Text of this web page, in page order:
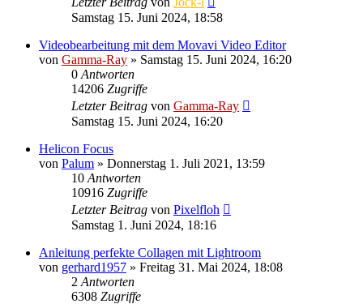
Samstag 15. Juni 2024, 18:58
Videobearbeitung mit dem Movavi Video Editor
von Gamma-Ray » Samstag 15. Juni 2024, 16:20
0 Antworten
14206 Zugriffe
Letzter Beitrag von Gamma-Ray
Samstag 15. Juni 2024, 16:20
Helicon Focus
von Palum » Donnerstag 1. Juli 2021, 13:59
10 Antworten
10916 Zugriffe
Letzter Beitrag von Pixelfloh
Samstag 1. Juni 2024, 18:16
Anleitung perfekte Collagen mit Lightroom
von gerhard1957 » Freitag 31. Mai 2024, 18:08
2 Antworten
6308 Zugriffe